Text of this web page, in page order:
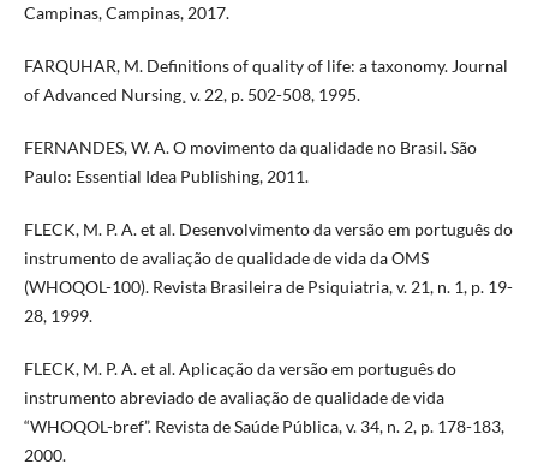
Campinas, Campinas, 2017.
FARQUHAR, M. Definitions of quality of life: a taxonomy. Journal
of Advanced Nursing¸ v. 22, p. 502-508, 1995.
FERNANDES, W. A. O movimento da qualidade no Brasil. São
Paulo: Essential Idea Publishing, 2011.
FLECK, M. P. A. et al. Desenvolvimento da versão em português do
instrumento de avaliação de qualidade de vida da OMS
(WHOQOL-100). Revista Brasileira de Psiquiatria, v. 21, n. 1, p. 19-
28, 1999.
FLECK, M. P. A. et al. Aplicação da versão em português do
instrumento abreviado de avaliação de qualidade de vida
“WHOQOL-bref”. Revista de Saúde Pública, v. 34, n. 2, p. 178-183,
2000.